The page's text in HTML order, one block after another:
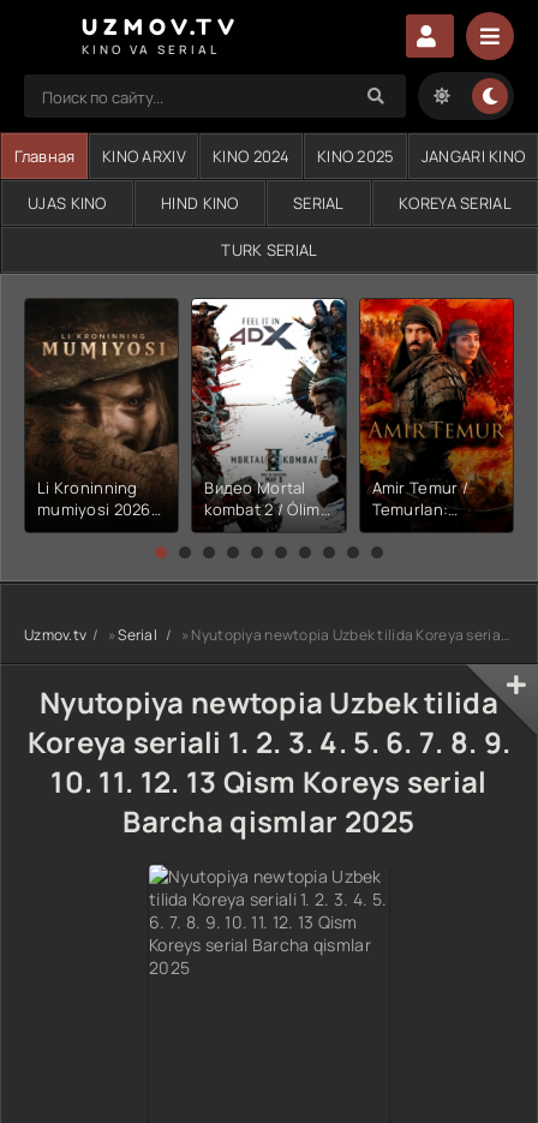
UZMOV.TV
KINO VA SERIAL
Главная KINO ARXIV KINO 2024 KINO 2025 JANGARI KINO
UJAS KINO HIND KINO SERIAL KOREYA SERIAL
TURK SERIAL
Li Kroninning
mumiyosi 2026
(uzbek tilida
kino) tarjima HD
Видео Mortal
kombat 2 / Ólim
jangi 2 (2026)
Uzbek tilida
Amir Temur /
Temurlan:
Fathchining
yuksalishi
tarjima kino Full
HD tas-ix
Uzmov.tv »Serial » Nyutopiya newtopia Uzbek tilida Koreya seriali 1. 2. 3. 4. 5. 6. 7. 8. 9. 10. 11. 12. 13 Qism Koreys serial Barcha qismlar 2025
Nyutopiya newtopia Uzbek tilida
Koreya seriali 1. 2. 3. 4. 5. 6. 7. 8. 9.
10. 11. 12. 13 Qism Koreys serial
Barcha qismlar 2025